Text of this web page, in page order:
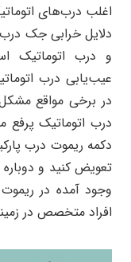
اغلب درب‌های
دلایل خرابی جک درب
و درب اتوماتیک
عیب‌یابی درب
در برخی مواقع
درب اتوماتیک پرفع
دکمه ریموت درب
تعویض کنید و
وجود آمده در
افراد متخصص در